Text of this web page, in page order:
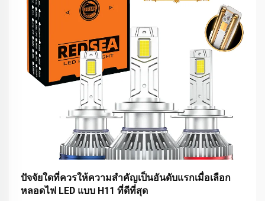
ปัจจัยใดที่ควรให้ความสำคัญเป็นอันดับแรกเมื่อเลือก
หลอดไฟ LED แบบ H11 ที่ดีที่สุด